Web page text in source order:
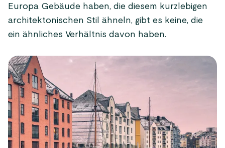
Europa Gebäude haben, die diesem kurzlebigen
architektonischen Stil ähneln, gibt es keine, die
ein ähnliches Verhältnis davon haben.